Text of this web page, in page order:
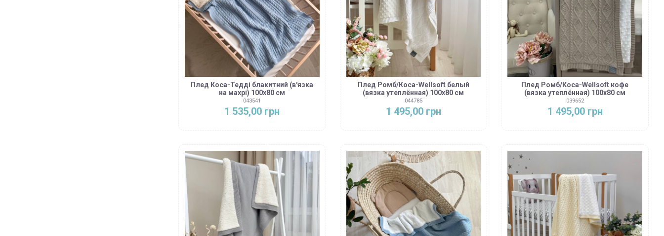
Плед Коса-Тедді блакитний (в'язка
на махрі) 100х80 см
043541
1 535,00 грн
Плед Ромб/Коса-Wellsoft белый
(вязка утеплённая) 100х80 см
044785
1 495,00 грн
Плед Ромб/Коса-Wellsoft кофе
(вязка утеплённая) 100х80 см
039652
1 495,00 грн